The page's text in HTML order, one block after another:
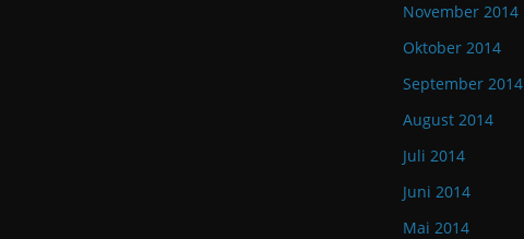
November 2014
Oktober 2014
September 2014
August 2014
Juli 2014
Juni 2014
Mai 2014